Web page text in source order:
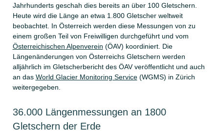
Jahrhunderts geschah dies bereits an über 100 Gletschern.
Heute wird die Länge an etwa 1.800 Gletscher weltweit
beobachtet. In Österreich werden diese Messungen von zu
einem großen Teil von Freiwilligen durchgeführt und vom
Österreichischen Alpenverein (ÖAV) koordiniert. Die
Längenänderungen von Österreichs Gletschern werden
alljährlich im Gletscherbericht des ÖAV veröffentlicht und auch
an das World Glacier Monitoring Service(WGMS) in Zürich
weitergegeben.
36.000 Längenmessungen an 1800
Gletschern der Erde